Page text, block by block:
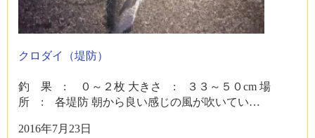
クロダイ（堤防）
釣 果 : ０～２枚 大きさ : ３３～５０cm 場
所 : 各堤防 朝から良い感じの風が吹いてい…
2016年7月23日